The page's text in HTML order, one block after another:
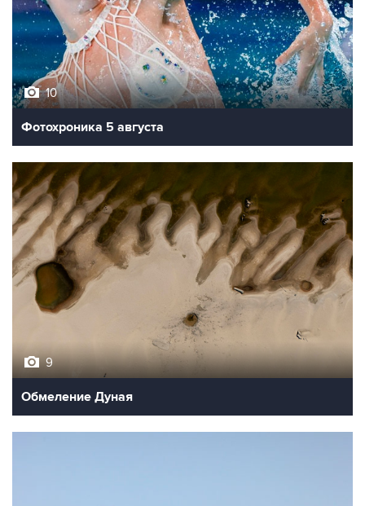
10
Фотохроника 5 августа
9
Обмеление Дуная